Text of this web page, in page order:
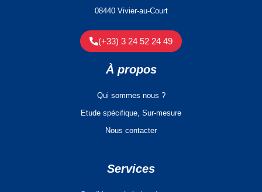
08440 Vivier-au-Court
(+33) 3 24 52 24 49
À propos
Qui sommes nous ?
Etude spécifique, Sur-mesure
Nous contacter
Services